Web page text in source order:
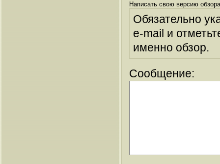
Написать свою версию
Обязательно
e-mail и
именно обзор.
Сообщение: